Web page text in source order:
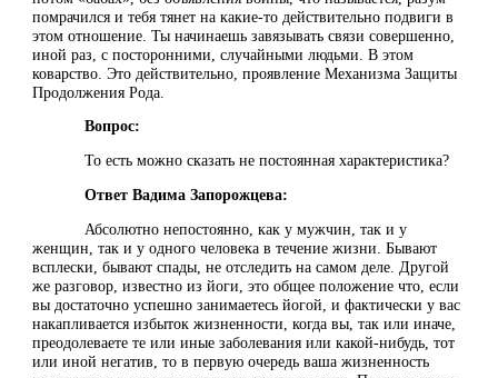
помрачился и тебя тянет на какие-то действительно подвиги в
этом отношение. Ты начинаешь завязывать связи совершенно,
иной раз, с посторонними, случайными людьми. В этом
коварство. Это действительно, проявление Механизма Защиты
Продолжения Рода.
Вопрос:
То есть можно сказать не постоянная характеристика?
Ответ Вадима Запорожцева:
Абсолютно непостоянно, как у мужчин, так и у
женщин, так и у одного человека в течение жизни. Бывают
всплески, бывают спады, не отследить на самом деле. Другой
же разговор, известно из йоги, это общее положение что, если
вы достаточно успешно занимаетесь йогой, и фактически у вас
накапливается избыток жизненности, когда вы, так или иначе,
преодолеваете те или иные заболевания или какой-нибудь, тот
или иной негатив, то в первую очередь ваша жизненность